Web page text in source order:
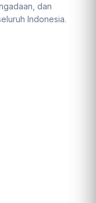
dan
Indonesia.